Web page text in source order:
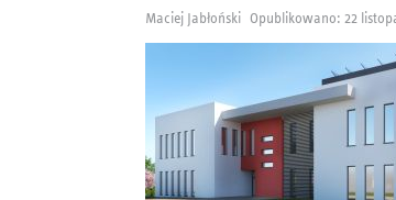
Maciej Jabłoński Opublikowano: 22